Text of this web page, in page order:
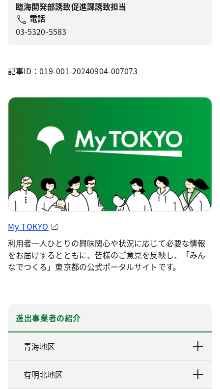
臨海開発部誘致促進課誘致担当
電話
03-5320-5583
記事ID：019-001-20240904-007073
My TOKYO
利用者一人ひとりの興味関心や状況に応じて必要な情報
をお届けするとともに、皆様のご意見を反映し、「みん
なでつくる」東京都の公式ポータルサイトです。
進出事業者の紹介
青海地区
有明北地区